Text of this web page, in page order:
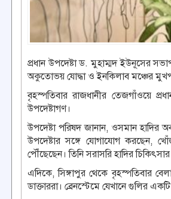
প্রধান উপদেষ্টা ড. মুহাম্মদ ইউনূসের
অকুতোভয় যোদ্ধা ও ইনকিলাব মঞ্চের
বৃহস্পতিবার রাজধানীর তেজগাঁওয়ে
উপদেষ্টাগণ।
উপদেষ্টা পরিষদ জানান, ওসমান হাদির
উপদেষ্টার সঙ্গে যোগাযোগ করছেন,
পৌঁছেছেন। তিনি সরাসরি হাদির
এদিকে, সিঙ্গাপুর থেকে বৃহস্পতিবার
ডাক্তাররা। ব্রেনস্টেমে যেখানে গুলির